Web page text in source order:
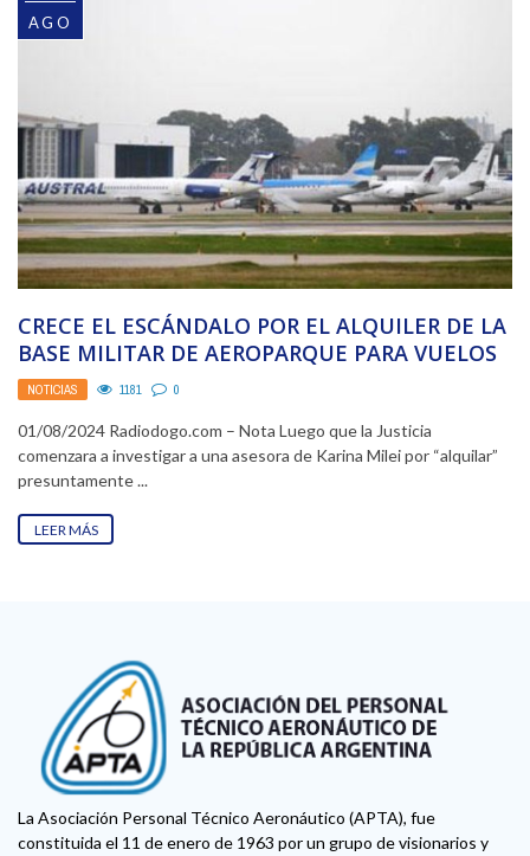
AGO
CRECE EL ESCÁNDALO POR EL ALQUILER DE LA
BASE MILITAR DE AEROPARQUE PARA VUELOS
VIP ...
NOTICIAS 1181 0
01/08/2024 Radiodogo.com – Nota Luego que la Justicia
comenzara a investigar a una asesora de Karina Milei por “alquilar”
presuntamente ...
LEER MÁS
La Asociación Personal Técnico Aeronáutico (APTA), fue
constituida el 11 de enero de 1963 por un grupo de visionarios y